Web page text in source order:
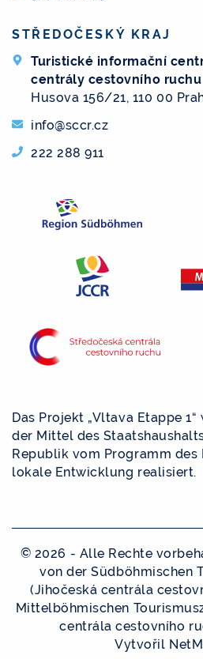
STŘEDOČESKÝ KRAJ
Turistické informační
centrály cestovního ruchu
Husova 156/21, 110 00
info@sccr.cz
222 288 911
Das Projekt „Vltava Etappe
der Mittel des
Republik vom Programm
lokale Entwicklung realisiert.
© 2026 - Alle Rechte
von der Südböhmischen
(Jihočeská centrála
Mittelböhmischen
centrála cestovního
Vytvořil